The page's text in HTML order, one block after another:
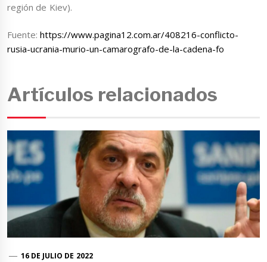
región de Kiev).
Fuente:https://www.pagina12.com.ar/408216-conflicto-
rusia-ucrania-murio-un-camarografo-de-la-cadena-fo
Artículos relacionados
16 DE JULIO DE 2022